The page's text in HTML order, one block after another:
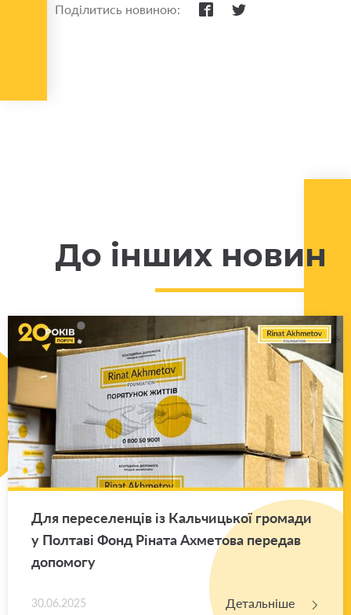
Поділитись новиною:
До інших новин
Для пе­ре­се­лен­ців із Каль­чи­цької гро­ма­ди
у Пол­та­ві Фонд Рі­на­та Ахме­то­ва пе­ре­дав
до­по­мо­гу
30.06.2025 Детальніше